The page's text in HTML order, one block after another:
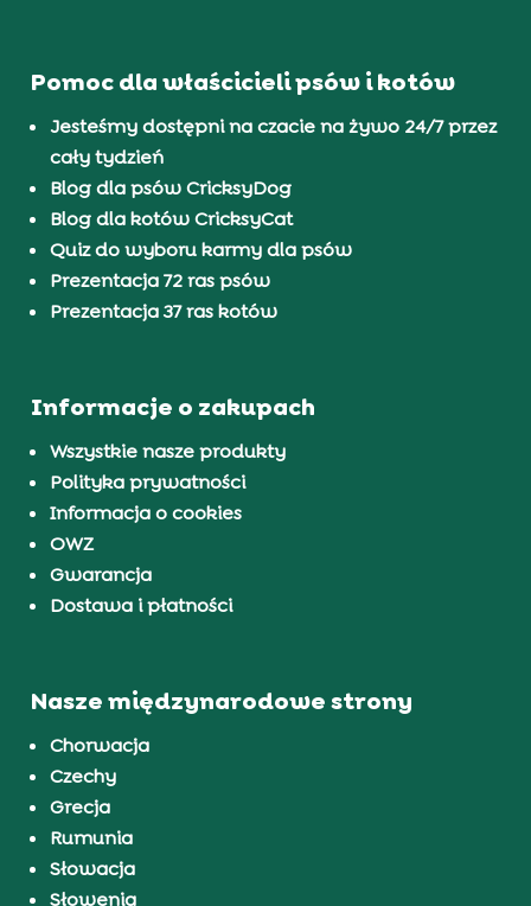
Pomoc dla właścicieli psów i kotów
Jesteśmy dostępni na czacie na żywo 24/7 przez
cały tydzień
Blog dla psów CricksyDog
Blog dla kotów CricksyCat
Quiz do wyboru karmy dla psów
Prezentacja 72 ras psów
Prezentacja 37 ras kotów
Informacje o zakupach
Wszystkie nasze produkty
Polityka prywatności
Informacja o cookies
OWZ
Gwarancja
Dostawa i płatności
Nasze międzynarodowe strony
Chorwacja
Czechy
Grecja
Rumunia
Słowacja
Słowenia